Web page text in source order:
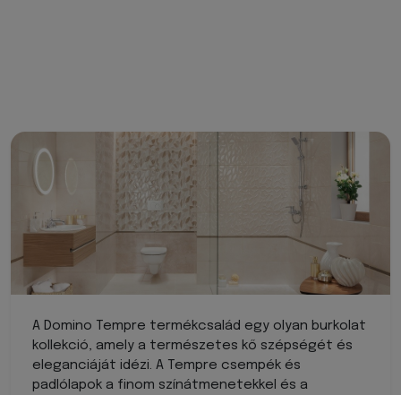
A Domino Tempre termékcsalád egy olyan burkolat
kollekció, amely a természetes kő szépségét és
eleganciáját idézi. A Tempre csempék és
padlólapok a finom színátmenetekkel és a